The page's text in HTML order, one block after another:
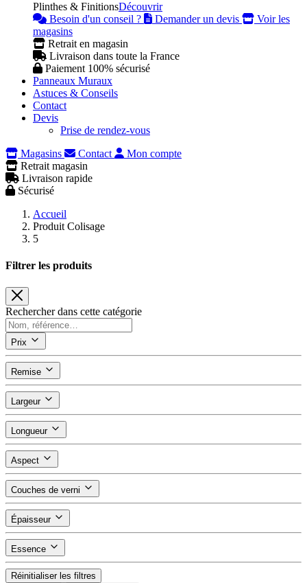
Plinthes & FinitionsDécouvrir
Besoin d'un conseil ?
Demander un devis
Voir les
magasins
Retrait en magasin
Livraison dans toute la France
Paiement 100% sécurisé
Panneaux Muraux
Astuces & Conseils
Contact
Devis
Prise de rendez-vous
Magasins
Contact
Mon compte
Retrait magasin
Livraison rapide
Sécurisé
Accueil
Produit Colisage
5
Filtrer les produits
Rechercher dans cette catégorie
Prix
Remise
Largeur
Longueur
Aspect
Couches de verni
Épaisseur
Essence
Réinitialiser les filtres